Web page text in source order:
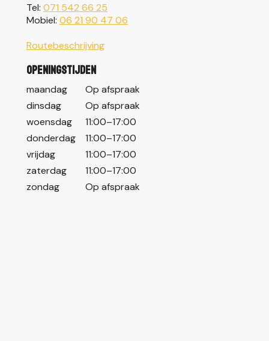
Tel: 071 542 66 25
Mobiel: 06 21 90 47 06
Routebeschrijving
Openingstijden
maandag
Op afspraak
dinsdag
Op afspraak
woensdag
11:00–17:00
donderdag
11:00–17:00
vrijdag
11:00–17:00
zaterdag
11:00–17:00
zondag
Op afspraak